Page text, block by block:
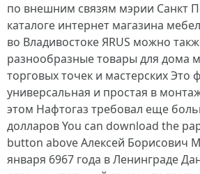
по внешним связям мэрии Санкт
каталоге интернет магазина
во Владивостоке ЯRUS можно
разнообразные товары для дома
торговых точек и мастерских Это
универсальная и простая в
этом Нафтогаз требовал еще
долларов You can download the
button above Алексей Борисович
января 6967 года в Ленинграде